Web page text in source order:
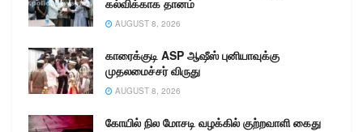
கல்விக்காக தானம்
AUGUST 8, 2026
காரைக்குடி ASP ஆஷீஸ் புனியாவுக்கு
முதலமைச்சர் விருது
AUGUST 8, 2026
கோயில் நில மோசடி வழக்கில் குற்றவாளி கைது